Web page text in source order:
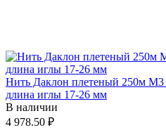
Нить Даклон плетеный 250м М3
длина иглы 17-26 мм
В наличии
4 978.50 ₽